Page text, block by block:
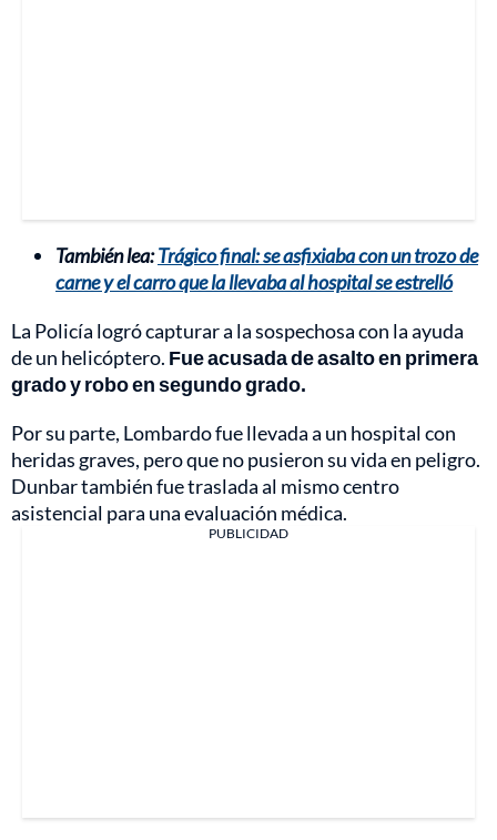
También lea:Trágico final: se asfixiaba con un trozo de
carne y el carro que la llevaba al hospital se estrelló
La Policía logró capturar a la sospechosa con la ayuda
de un helicóptero. Fue acusada de asalto en primera
grado y robo en segundo grado.
Por su parte, Lombardo fue llevada a un hospital con
heridas graves, pero que no pusieron su vida en peligro.
Dunbar también fue traslada al mismo centro
asistencial para una evaluación médica.
PUBLICIDAD